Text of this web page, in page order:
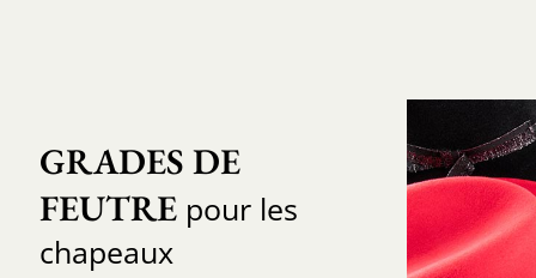
GRADES DE
FEUTREpour les
chapeaux